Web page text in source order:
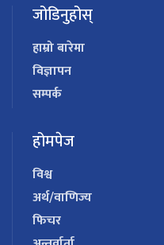
जोडिनुहोस्
हाम्रो बारेमा
विज्ञापन
सम्पर्क
होमपेज
विश्व
अर्थ/वाणिज्य
फिचर